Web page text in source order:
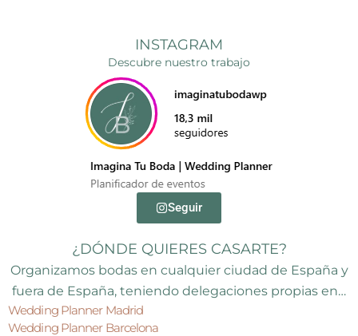
INSTAGRAM
Descubre nuestro trabajo
Seguir
¿DÓNDE QUIERES CASARTE?
Organizamos bodas en cualquier ciudad de España y
fuera de España, teniendo delegaciones propias en…
Wedding Planner Madrid
Wedding Planner Barcelona